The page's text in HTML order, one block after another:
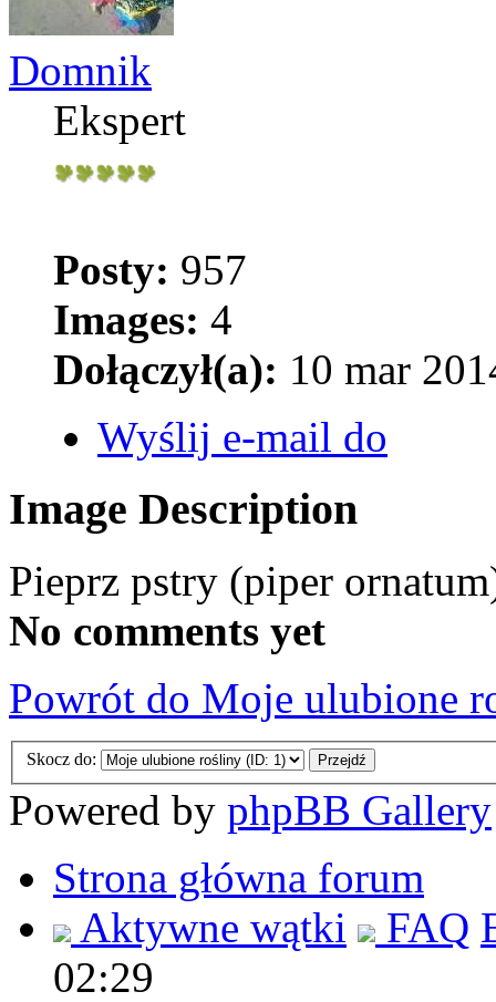
Domnik
Ekspert
Posty: 957
Images: 4
Dołączył(a): 10 mar
Wyślij e-mail do
Image Description
Pieprz pstry (piper
No comments yet
Powrót do Moje ulubione
Skocz do:
Powered by phpBB Gallery
Strona główna forum
Aktywne wątki
FAQ
02:29